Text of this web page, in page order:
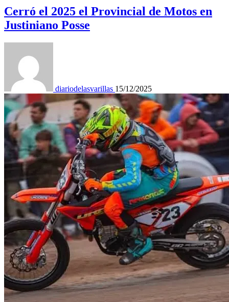
Cerró el 2025 el Provincial de Motos en
Justiniano Posse
diariodelasvarillas 15/12/2025